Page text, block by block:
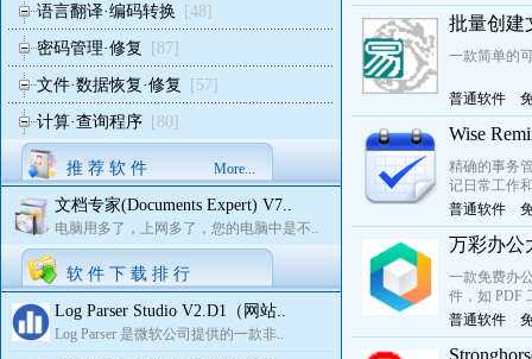
语言翻译·编码转换 [48]
密码管理·修复 [87]
文件·数据恢复·修复 [57]
计算·查询程序 [80]
推 荐 软 件 More...
文档专家(Documents Expert) V7..
电脑用多了，上网多了，您的电脑中是不..
软 件 下 载 排 行
Log Parser Studio V2.D1（网站..
Log Parser 是微软公司提供的一款非..
批量创建
一款简单的
普通软件
Wise
精确的事务
记日常工作
普通软件
万彩办公
一款免费办
件，如 PDF
普通软件